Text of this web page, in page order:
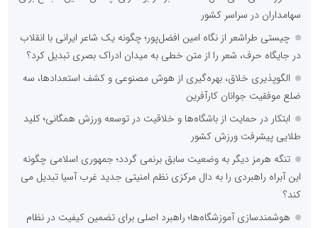
گزینه است؟
راه اندازی خبرگزاری داخلی
همراهی شبکه های اجتماعی و پیام رسان ها
پخش آنلاین تمامی رویدادها
ارائه خدمات آموزشی برای مخاطیان هدف
درج کلیه خدمات اطلاع رسانی در بستر اینترنت
کاهش هزینه های درج خبر در رسانه ها
نظرسنجی